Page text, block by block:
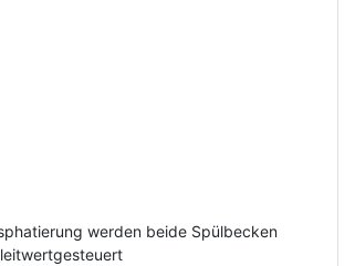
werden beide Spülbecken